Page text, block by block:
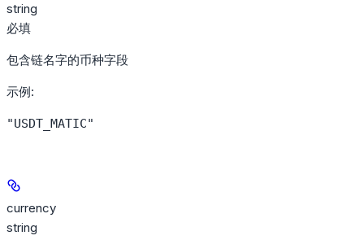
string
必填
包含链名字的币种字段
示例:
"USDT_MATIC"
currency
string